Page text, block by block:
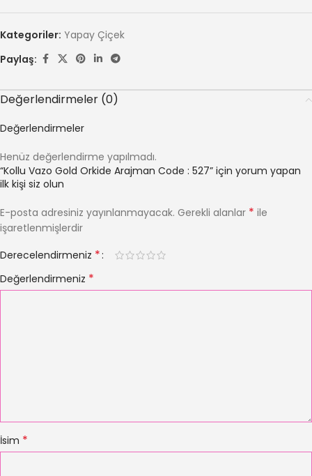
Kategoriler: Yapay Çiçek
Paylaş:
Değerlendirmeler (0)
Değerlendirmeler
Henüz değerlendirme yapılmadı.
“Kollu Vazo Gold Orkide Arajman Code : 527” için yorum yapan
ilk kişi siz olun
E-posta adresiniz yayınlanmayacak. Gerekli alanlar * ile
işaretlenmişlerdir
Derecelendirmeniz *
Değerlendirmeniz *
İsim *